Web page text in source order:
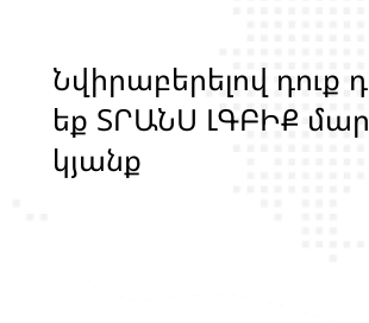
Նվիրաբերելով դոք դ
եք ՏՐԱՆՍ ԼԳԲԻՔ մար
կյանք